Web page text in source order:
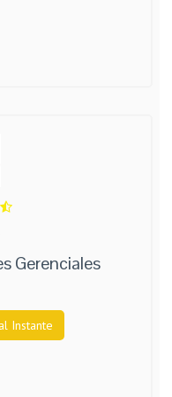
Gerenciales
Instante